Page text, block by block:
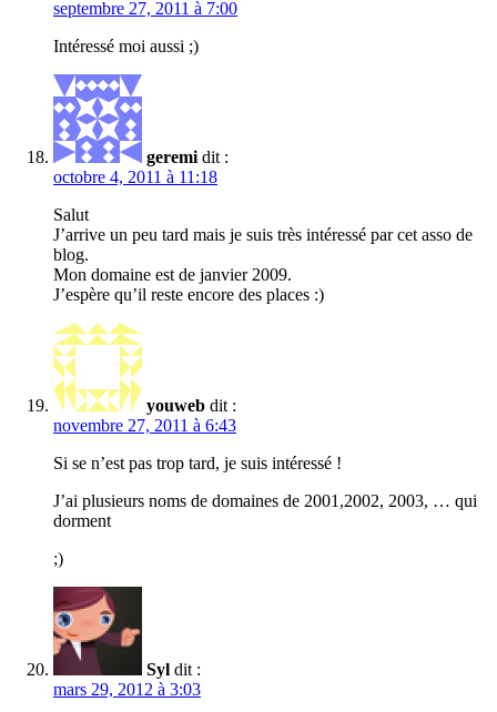
septembre 27, 2011 à 7:00
Intéressé moi aussi ;)
geremi dit :
octobre 4, 2011 à 11:18
Salut
J’arrive un peu tard mais je suis très intéressé par cet asso de
blog.
Mon domaine est de janvier 2009.
J’espère qu’il reste encore des places :)
youweb dit :
novembre 27, 2011 à 6:43
Si se n’est pas trop tard, je suis intéressé !
J’ai plusieurs noms de domaines de 2001,2002, 2003, … qui
dorment
;)
Syl dit :
mars 29, 2012 à 3:03